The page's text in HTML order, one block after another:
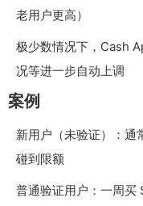
老用户更高）
极少数情况下，Cash
况等进一步自动上调
案例
新用户（未验证）：通
碰到限额
普通验证用户：一周买